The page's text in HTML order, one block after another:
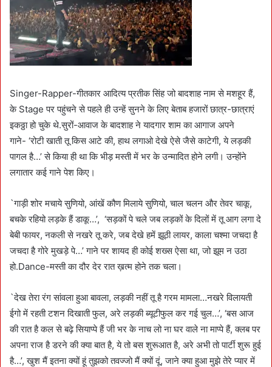
Singer-Rapper-गीतकार आदित्य प्रतीक सिंह जो बादशाह नाम से मशहूर हैं,
के Stage पर पहुंचने से पहले ही उन्हें सुनने के लिए बेताब हजारों छात्र-छात्राएं
इकठ्ठा हो चुके थे.सुरों-आवाज के बादशाह ने यादगार शाम का आगाज अपने
गाने- ‘रोटी खाती तू किस आटे की, हाथ लगाओ देखे ऐसे जैसे काटेगी, ये लड़की
पागल है…’ से किया ही था कि भीड़ मस्ती में भर के उन्मादित होने लगी। उन्होंने
लगातार कई गाने पेश किए।
`गाड़ी शोर मचाये सुणियो, आंखें कौण मिलाये सुणियो, चाल चलन और तेवर चाकू,
बचके रहियो लड़के हैं डाकू…’, ‘सड़कों पे चले जब लड़कों के दिलों में तू आग लगा दे
बेबी फायर, नकली से नखरे तू करे, जब देखे हमें झूठी लायर, काला चश्मा जचदा है
जचदा है गोरे मुखड़े पे…’ गाने पर शायद ही कोई शख्स ऐसा था, जो झूम न उठा
हो.Dance-मस्ती का दौर देर रात ख़त्म होने तक चला।
`देख तेरा रंग सांवला हुआ बावला, लड़की नहीं तू है गरम मामला…नखरे विलायती
ईगो में रहती टशन दिखाती फुल, अरे लड़की ब्यूटीफुल कर गई चुल…’, ‘बस आज
की रात है कल से बढ़े सियाप्पे हैं जी भर के नाच लो ना घर वाले ना माप्पे हैं, क्लब पर
अपना राज है डरने की क्या बात है, ये तो बस शुरूआत है, अरे अभी तो पार्टी शुरू हुई
है…’, खुश मैं इतना क्यों हूं तुझको तवज्जो मैं क्यों दूं, जाने क्या हुआ मुझे तेरे प्यार में